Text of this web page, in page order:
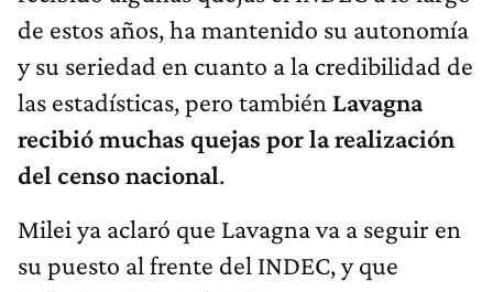
de estos años, ha mantenido su autonomía
y su seriedad en cuanto a la credibilidad de
las estadísticas, pero también Lavagna
recibió muchas quejas por la realización
del censo nacional.
Milei ya aclaró que Lavagna va a seguir en
su puesto al frente del INDEC, y que